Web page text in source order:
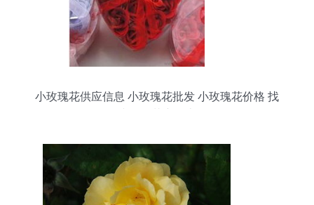
小玫瑰花供应信息 小玫瑰花批发 小玫瑰花价格 找